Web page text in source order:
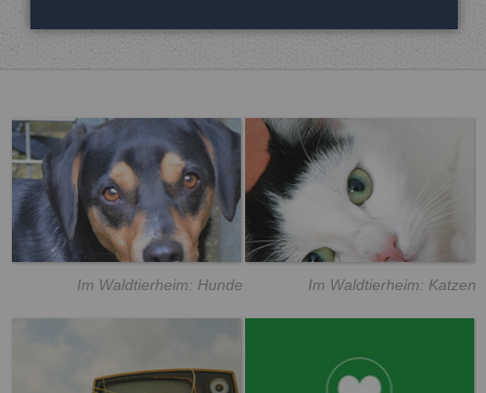
Im Waldtierheim: Hunde Im Waldtierheim: Katzen